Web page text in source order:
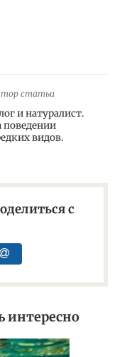
статьи
и натуралист.
поведении
видов.
с
интересно